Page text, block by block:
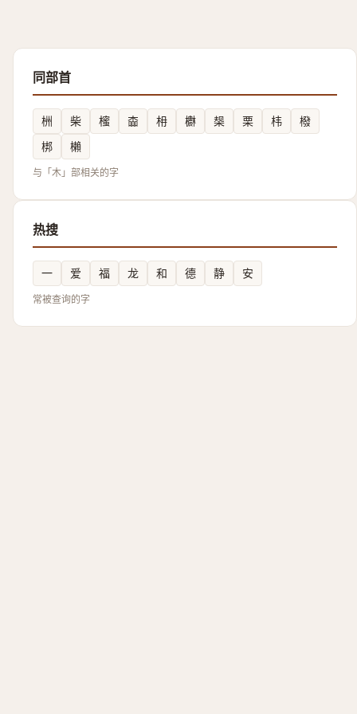
同部首
栦 柴 櫁 楍 枏 欁 椝 栗 㭏
橃
梆
櫴
与「木」部相关的字
热搜
一 爱 福 龙 和 德 静 安
常被查询的字